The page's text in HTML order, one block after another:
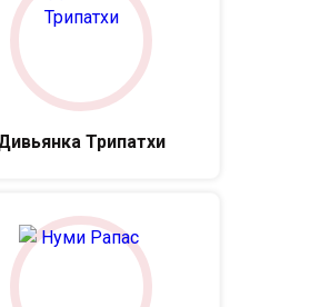
Трипатхи